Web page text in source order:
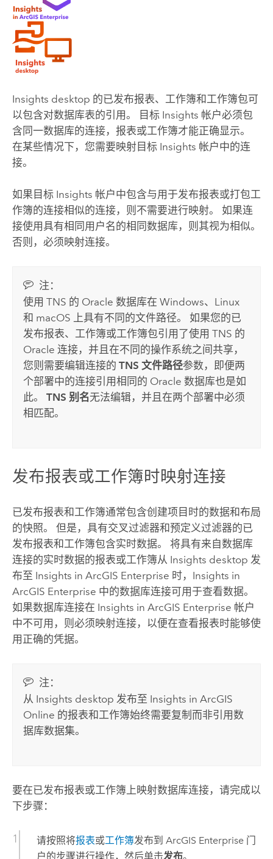
Insights desktop 的已发布报表、工作簿和工作簿包可
以包含对数据库表的引用。 目标 Insights 帐户必须包
含同一数据库的连接，报表或工作簿才能正确显示。
在某些情况下，您需要映射目标 Insights 帐户中的连
接。
如果目标 Insights 帐户中包含与用于发布报表或打包工
作簿的连接相似的连接，则不需要进行映射。 如果连
接使用具有相同用户名的相同数据库，则其视为相似。
否则，必须映射连接。
注：
使用 TNS 的 Oracle 数据库在Windows、 Linux
和 macOS 上具有不同的文件路径。 如果您的已
发布报表、工作簿或工作簿包引用了使用 TNS 的
Oracle 连接，并且在不同的操作系统之间共享，
您则需要编辑连接的TNS 文件路径参数，即便两
个部署中的连接引用相同的 Oracle 数据库也是如
此。TNS 别名无法编辑，并且在两个部署中必须
相匹配。
发布报表或工作簿时映射连接
已发布报表和工作簿通常包含创建项目时的数据和布局
的快照。 但是，具有交叉过滤器和预定义过滤器的已
发布报表和工作簿包含实时数据。 将具有来自数据库
连接的实时数据的报表或工作簿从 Insights desktop 发
布至 Insights in ArcGIS Enterprise 时， Insights in
ArcGIS Enterprise 中的数据库连接可用于查看数据。
如果数据库连接在 Insights in ArcGIS Enterprise 帐户
中不可用，则必须映射连接，以便在查看报表时能够使
用正确的凭据。
注：
从 Insights desktop 发布至 Insights in ArcGIS
Online 的报表和工作簿始终需要复制而非引用数
据库数据集。
要在已发布报表或工作簿上映射数据库连接，请完成以
下步骤：
请按照将报表或工作簿发布到 ArcGIS Enterprise门
户的步骤进行操作，然后单击发布。